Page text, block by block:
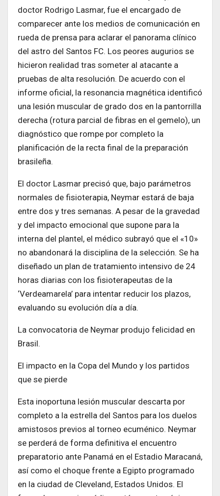
doctor Rodrigo Lasmar, fue el encargado de
comparecer ante los medios de comunicación en
rueda de prensa para aclarar el panorama clínico
del astro del Santos FC. Los peores augurios se
hicieron realidad tras someter al atacante a
pruebas de alta resolución. De acuerdo con el
informe oficial, la resonancia magnética identificó
una lesión muscular de grado dos en la pantorrilla
derecha (rotura parcial de fibras en el gemelo), un
diagnóstico que rompe por completo la
planificación de la recta final de la preparación
brasileña.
El doctor Lasmar precisó que, bajo parámetros
normales de fisioterapia, Neymar estará de baja
entre dos y tres semanas. A pesar de la gravedad
y del impacto emocional que supone para la
interna del plantel, el médico subrayó que el «10»
no abandonará la disciplina de la selección. Se ha
diseñado un plan de tratamiento intensivo de 24
horas diarias con los fisioterapeutas de la
‘Verdeamarela’ para intentar reducir los plazos,
evaluando su evolución día a día.
La convocatoria de Neymar produjo felicidad en
Brasil.
El impacto en la Copa del Mundo y los partidos
que se pierde
Esta inoportuna lesión muscular descarta por
completo a la estrella del Santos para los duelos
amistosos previos al torneo ecuménico. Neymar
se perderá de forma definitiva el encuentro
preparatorio ante Panamá en el Estadio Maracaná,
así como el choque frente a Egipto programado
en la ciudad de Cleveland, Estados Unidos. El